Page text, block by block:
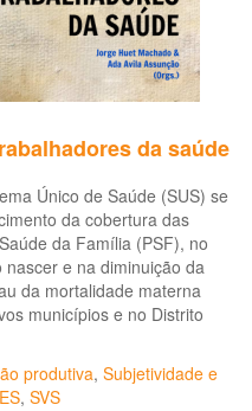
da saúde
Único de Saúde (SUS) se
da cobertura das
da Família (PSF), no
e na diminuição da
da mortalidade materna
municípios e no Distrito
produtiva, Subjetividade e
, SVS